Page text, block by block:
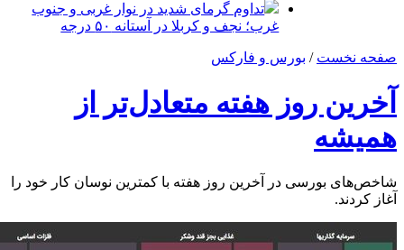
تداوم گرمای شدید در نوار غربی و جنوب
غرب؛ نجف و کربلا در آستانه ۵۰ درجه
صفحه نخست / بورس و فارکس
آخرین روز هفته متعادل‌تر از
همیشه
شاخص‌های بورسی در آخرین روز هفته با کمترین نوسان کار خود را
آغاز کردند.